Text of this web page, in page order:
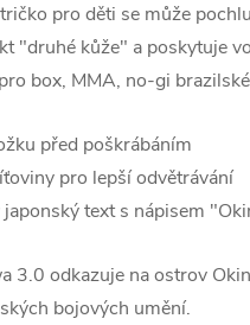
pro děti se může
"druhé kůže" a poskytuje
box, MMA, no-gi
před poškrábáním
pro lepší odvětrávání
text s nápisem
3.0 odkazuje na ostrov
bojových umění.